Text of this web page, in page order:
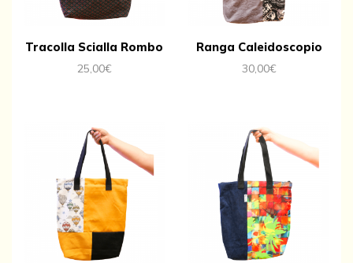
Tracolla Scialla Rombo
25,00€
Ranga Caleidoscopio
30,00€